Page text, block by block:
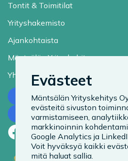
Tontit & Toimitilat
Yrityshakemisto
Ajankohtaista
Mäntsälän Yrityskehitys
Yhteystiedot
Ota yhteyttä
Tilaa uutiskirje
Facebook
LinkedIn
Instagram
Evästeet
Mäntsälän Yrityskehitys
evästeitä sivuston
varmistamiseen,
markkinoinnin
Google Analytics ja
Voit hyväksyä kaikki
mitä haluat sallia.